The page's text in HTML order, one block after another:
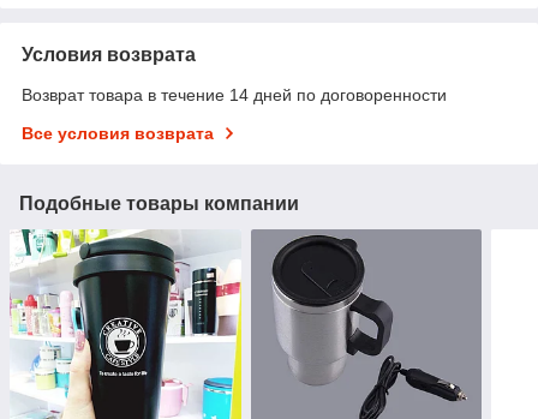
Условия возврата
Возврат товара в течение 14 дней по договоренности
Все условия возврата
Подобные товары компании